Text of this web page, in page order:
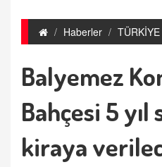
Haberler TÜRKİYE
Balyemez
Bahçesi 5
kiraya